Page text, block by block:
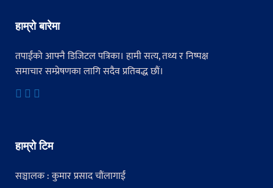
हाम्रो बारेमा
तपाईंको आफ्नै डिजिटल पत्रिका। हामी सत्य, तथ्य र निष्पक्ष
समाचार सम्प्रेषणका लागि सदैव प्रतिबद्ध छौं।
हाम्रो टिम
सञ्चालक : कुमार प्रसाद चौंलागाईं